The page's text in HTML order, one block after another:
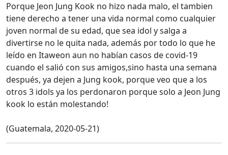
Porque Jeon Jung Kook no hizo nada malo, el tambien
tiene derecho a tener una vida normal como cualquier
joven normal de su edad, que sea idol y salga a
divertirse no le quita nada, además por todo lo que he
leído en Itaweon aun no habían casos de covid-19
cuando el salió con sus amigos,sino hasta una semana
después, ya dejen a Jung kook, porque veo que a los
otros 3 idols ya los perdonaron porque solo a Jeon Jung
kook lo están molestando!
(Guatemala, 2020-05-21)